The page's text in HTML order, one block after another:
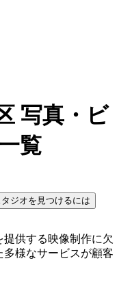
写真・ビ
覧
ジオを見つけるには
供する映像制作に欠
様なサービスが顧客